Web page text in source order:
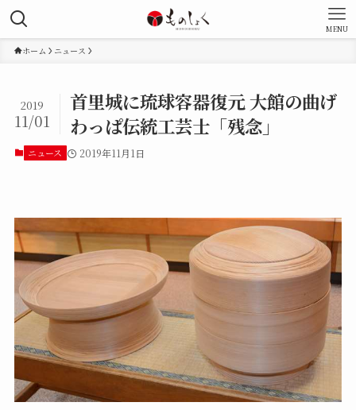
MENU
ホーム ニュース
首里城に琉球容器復元 大館の曲げ
わっぱ伝統工芸士「残念」
2019
11/01
ニュース 2019年11月1日